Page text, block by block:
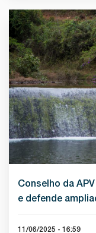
Conselho da
e defende
11/06/2025 - 16:59